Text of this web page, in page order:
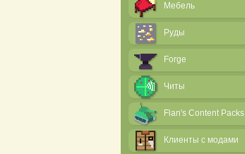
Мебель
Руды
Forge
Читы
Flan's Content Packs
Клиенты с модами